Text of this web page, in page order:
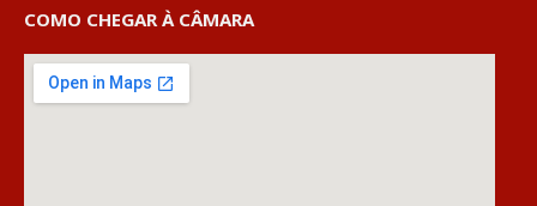
COMO CHEGAR À CÂMARA